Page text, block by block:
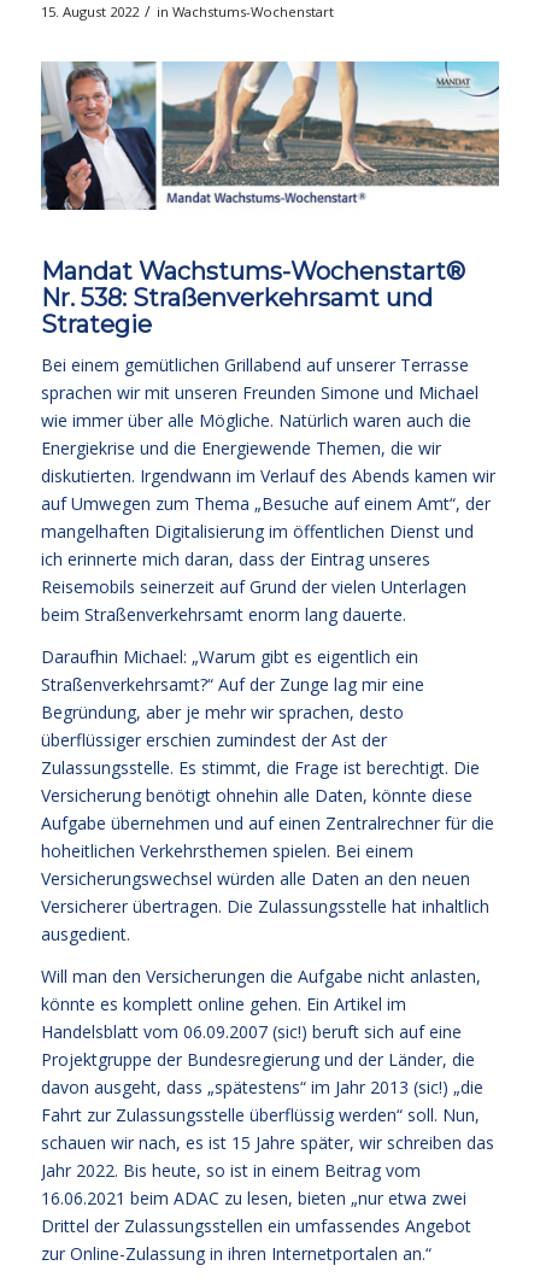
15. August 2022 / in Wachstums-Wochenstart
Mandat Wachstums-Wochenstart®
Nr. 538: Straßenverkehrsamt und
Strategie
Bei einem gemütlichen Grillabend auf unserer Terrasse
sprachen wir mit unseren Freunden Simone und Michael
wie immer über alle Mögliche. Natürlich waren auch die
Energiekrise und die Energiewende Themen, die wir
diskutierten. Irgendwann im Verlauf des Abends kamen wir
auf Umwegen zum Thema „Besuche auf einem Amt“, der
mangelhaften Digitalisierung im öffentlichen Dienst und
ich erinnerte mich daran, dass der Eintrag unseres
Reisemobils seinerzeit auf Grund der vielen Unterlagen
beim Straßenverkehrsamt enorm lang dauerte.
Daraufhin Michael: „Warum gibt es eigentlich ein
Straßenverkehrsamt?“ Auf der Zunge lag mir eine
Begründung, aber je mehr wir sprachen, desto
überflüssiger erschien zumindest der Ast der
Zulassungsstelle. Es stimmt, die Frage ist berechtigt. Die
Versicherung benötigt ohnehin alle Daten, könnte diese
Aufgabe übernehmen und auf einen Zentralrechner für die
hoheitlichen Verkehrsthemen spielen. Bei einem
Versicherungswechsel würden alle Daten an den neuen
Versicherer übertragen. Die Zulassungsstelle hat inhaltlich
ausgedient.
Will man den Versicherungen die Aufgabe nicht anlasten,
könnte es komplett online gehen. Ein Artikel im
Handelsblatt vom 06.09.2007 (sic!) beruft sich auf eine
Projektgruppe der Bundesregierung und der Länder, die
davon ausgeht, dass „spätestens“ im Jahr 2013 (sic!) „die
Fahrt zur Zulassungsstelle überflüssig werden“ soll. Nun,
schauen wir nach, es ist 15 Jahre später, wir schreiben das
Jahr 2022. Bis heute, so ist in einem Beitrag vom
16.06.2021 beim ADAC zu lesen, bieten „nur etwa zwei
Drittel der Zulassungsstellen ein umfassendes Angebot
zur Online-Zulassung in ihren Internetportalen an.“